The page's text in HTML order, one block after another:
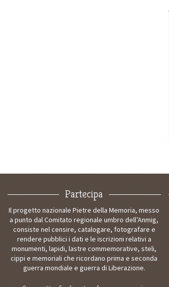
Partecipa
Il progetto nazionale Pietre della Memoria, messo
a punto dal Comitato regionale umbro dell’Anmig,
consiste nel censire, catalogare, fotografare e
rendere pubblici i dati e le iscrizioni relativi a
monumenti, lapidi, lastre commemorative, steli,
cippi e memoriali che ricordano prima e seconda
guerra mondiale e guerra di Liberazione.